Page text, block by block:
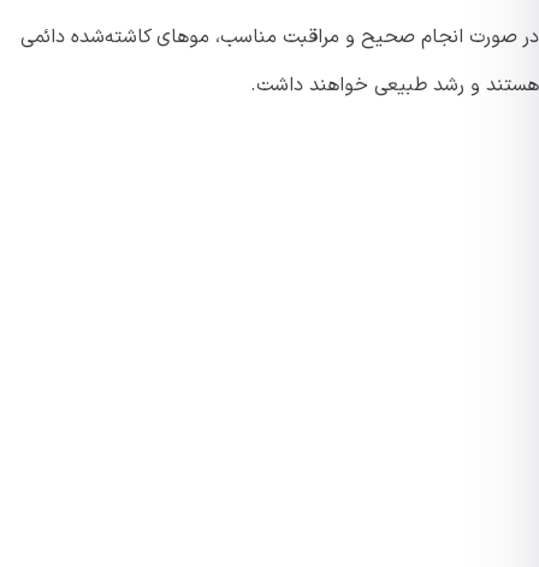
انجام صحیح و مراقبت مناسب، موهای کاشته‌شده دائمی
و رشد طبیعی خواهند داشت.